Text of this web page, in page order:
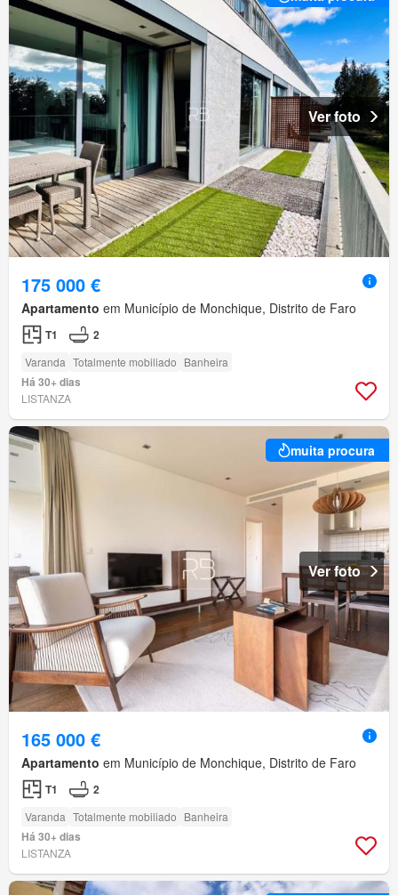
Ver foto
175 000 €
Apartamento em Município de Monchique, Distrito de Faro
T1 2
Varanda Totalmente mobiliado Banheira
Há 30+ dias
LISTANZA
muita procura
Ver foto
165 000 €
Apartamento em Município de Monchique, Distrito de Faro
T1 2
Varanda Totalmente mobiliado Banheira
Há 30+ dias
LISTANZA